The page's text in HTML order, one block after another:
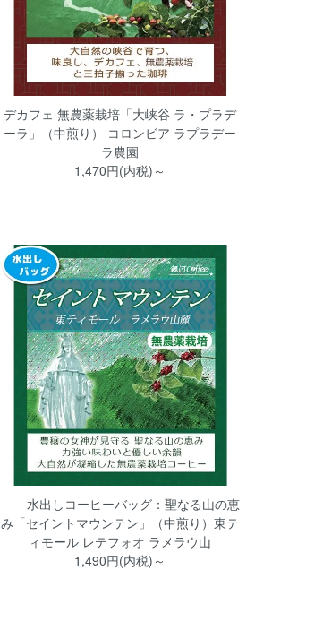
デカフェ 無農薬栽培「大峡谷 ラ・プラデ
ーラ」（中煎り） コロンビア ラプラデー
ラ農園
1,470円(内税)～
水出しコーヒーバッグ：聖なる山の恵
み「セイントマウンテン」（中煎り）東テ
ィモール レテフォオ ラメラウ山
1,490円(内税)～